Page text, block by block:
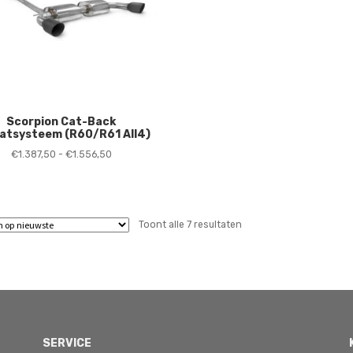
Scorpion Cat-Back
(R60/R61 All4)
€1.387,50 - €1.556,50Prijsklasse:
Toont alle 7 resultaten
SERVICE